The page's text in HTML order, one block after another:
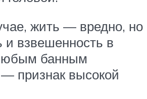
жить — вредно, но
и взвешенность в
банным
признак высокой